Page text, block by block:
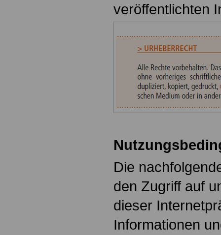
veröffentlichten
Die
den Zugriff auf
dieser
Informationen